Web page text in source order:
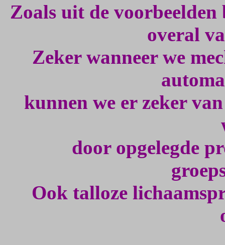
Zoals uit de voorbeelden
overal
Zeker wanneer we
kunnen we er zeker
door opgelegde
Ook talloze